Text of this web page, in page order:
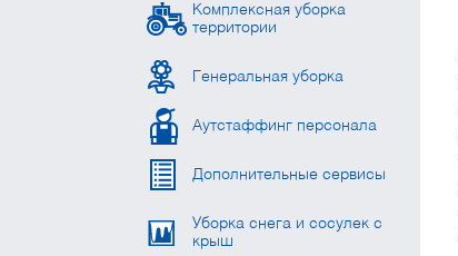
Комплексная уборка
территории
Генеральная уборка
Аутстаффинг персонала
Дополнительные сервисы
Уборка снега и сосулек с
крыш